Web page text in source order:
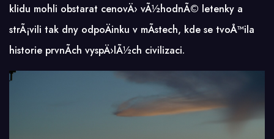
klidu mohli obstarat cenovÄ› vÃ½hodnÃ© letenky a
strÃ¡vili tak dny odpoÄinku v mÃ­stech, kde se tvoÅ™ila
historie prvnÃ­ch vyspÄ›lÃ½ch civilizaci.